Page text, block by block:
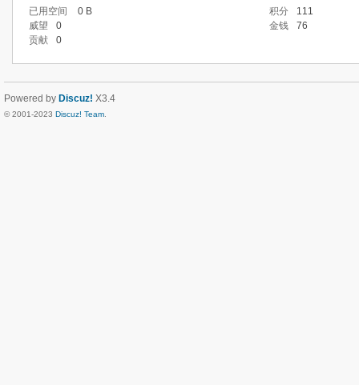
已用空间
0 B 积分
111
威望
0 金钱
76
贡献
0
Powered by Discuz! X3.4
© 2001-2023 Discuz! Team